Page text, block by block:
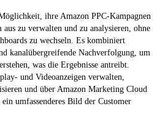
ihre Amazon PPC-Kampagnen
zu verwalten und zu analysieren, ohne
zu wechseln. Es kombiniert
kanalübergreifende Nachverfolgung, um
was die Ergebnisse antreibt.
und Videoanzeigen verwalten,
und über Amazon Marketing Cloud
umfassenderes Bild der Customer